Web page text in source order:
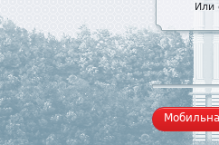
Или